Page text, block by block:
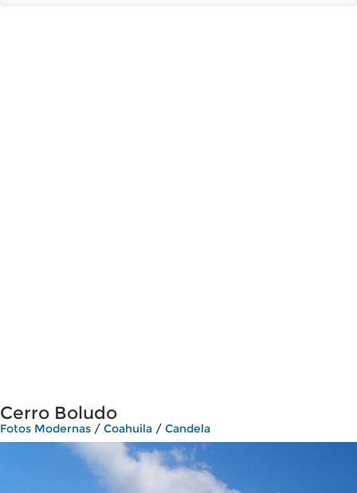
Cerro Boludo
Fotos Modernas / Coahuila / Candela